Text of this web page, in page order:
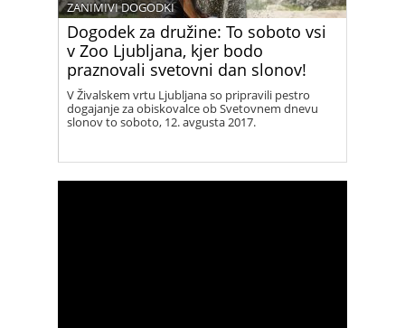
Dogodek za družine: To soboto vsi
v Zoo Ljubljana, kjer bodo
praznovali svetovni dan slonov!
ZANIMIVI DOGODKI
V Živalskem vrtu Ljubljana so pripravili pestro
dogajanje za obiskovalce ob Svetovnem dnevu
slonov to soboto, 12. avgusta 2017.